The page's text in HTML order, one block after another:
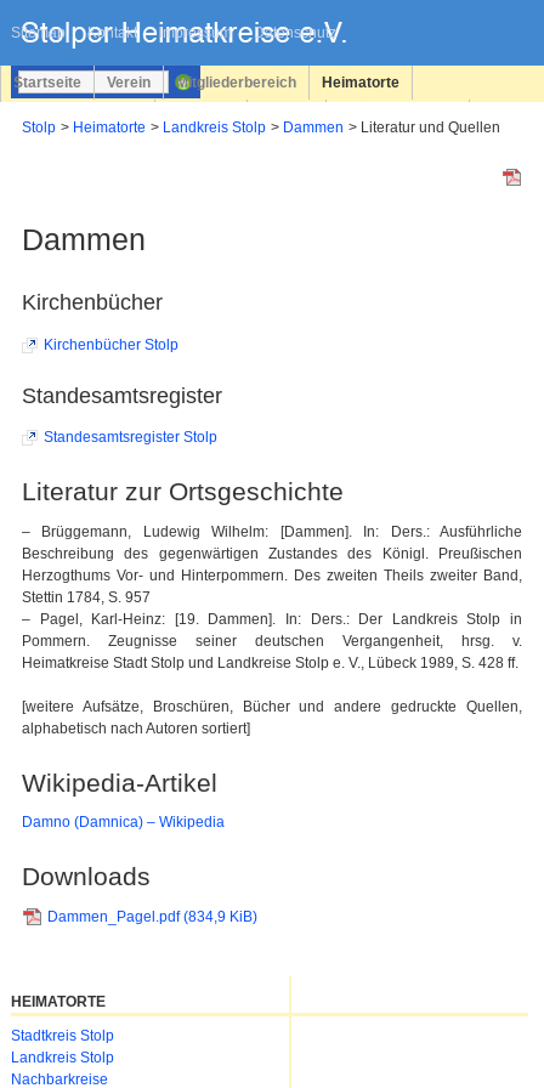
Sitemap Kontakt Impressum Datenschutz
überspringen
Startseite Verein Mitgliederbereich Heimatorte
Stolp Heimatorte Landkreis Stolp Dammen Literatur und Quellen
Dammen
Kirchenbücher
Kirchenbücher Stolp
Standesamtsregister
Standesamtsregister Stolp
Literatur zur Ortsgeschichte
– Brüggemann, Ludewig Wilhelm: [Dammen]. In: Ders.: Ausführliche
Beschreibung des gegenwärtigen Zustandes des Königl. Preußischen
Herzogthums Vor- und Hinterpommern. Des zweiten Theils zweiter Band,
Stettin 1784, S. 957
– Pagel, Karl-Heinz: [19. Dammen]. In: Ders.: Der Landkreis Stolp in
Pommern. Zeugnisse seiner deutschen Vergangenheit, hrsg. v.
Heimatkreise Stadt Stolp und Landkreise Stolp e. V., Lübeck 1989, S. 428 ff.
[weitere Aufsätze, Broschüren, Bücher und andere gedruckte Quellen,
alphabetisch nach Autoren sortiert]
Wikipedia-Artikel
Damno (Damnica) – Wikipedia
Downloads
Dammen_Pagel.pdf(834,9 KiB)
HEIMATORTE
Navigation
überspringen
Stadtkreis Stolp
Landkreis Stolp
Nachbarkreise